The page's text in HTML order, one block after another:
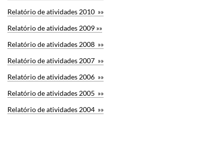
Relatório de atividades 2010 »»
Relatório de atividades 2009 »»
Relatório de atividades 2008 »»
Relatório de atividades 2007 »»
Relatório de atividades 2006 »»
Relatório de atividades 2005 »»
Relatório de atividades 2004 »»